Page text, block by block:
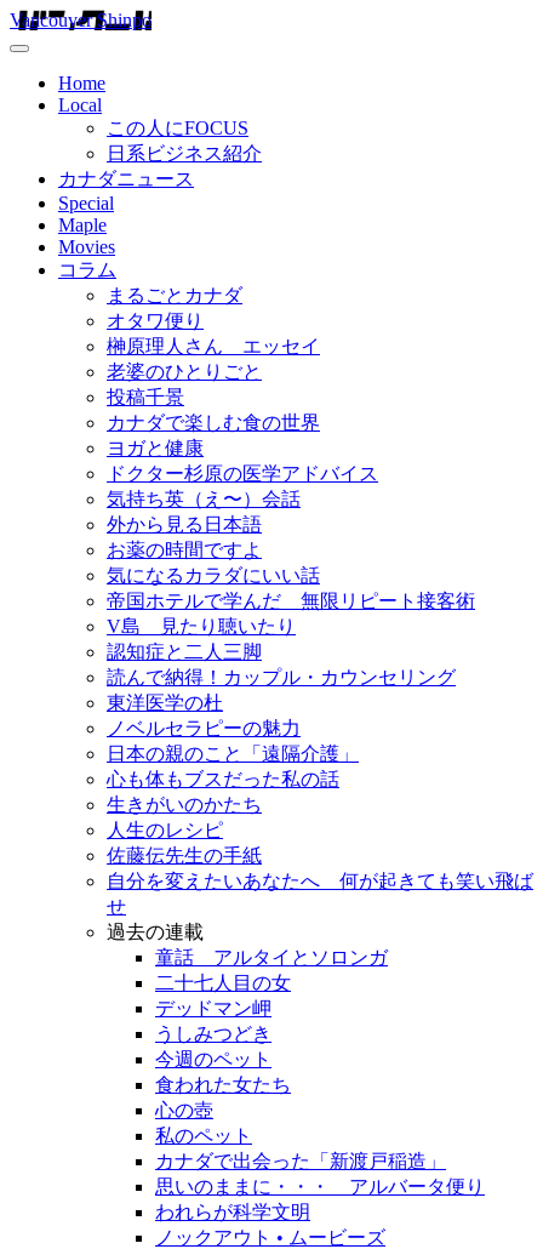
Vancouver Shinpo
Home
Local
この人にFOCUS
日系ビジネス紹介
カナダニュース
Special
Maple
Movies
コラム
まるごとカナダ
オタワ便り
榊原理人さん エッセイ
老婆のひとりごと
投稿千景
カナダで楽しむ食の世界
ヨガと健康
ドクター杉原の医学アドバイス
気持ち英（え〜）会話
外から見る日本語
お薬の時間ですよ
気になるカラダにいい話
帝国ホテルで学んだ 無限リピート接客術
V島 見たり聴いたり
認知症と二人三脚
読んで納得！カップル・カウンセリング
東洋医学の杜
ノベルセラピーの魅力
日本の親のこと「遠隔介護」
心も体もブスだった私の話
生きがいのかたち
人生のレシピ
佐藤伝先生の手紙
自分を変えたいあなたへ 何が起きても笑い飛ば
せ
過去の連載
童話 アルタイとソロンガ
二十七人目の女
デッドマン岬
うしみつどき
今週のペット
食われた女たち
心の壺
私のペット
カナダで出会った「新渡戸稲造」
思いのままに・・・ アルバータ便り
われらが科学文明
ノックアウト • ムービーズ